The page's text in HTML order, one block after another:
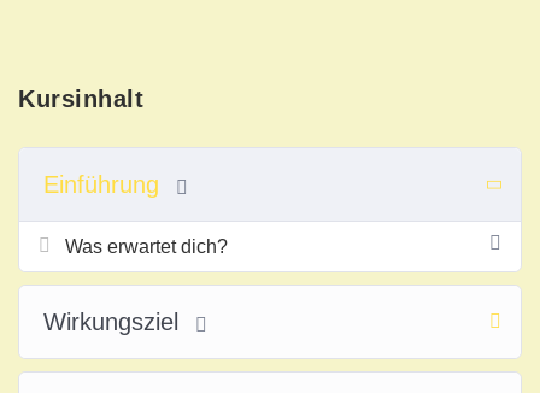
Kursinhalt
Einführung
Was erwartet dich?
Wirkungsziel